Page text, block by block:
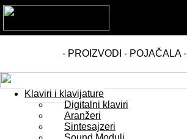
- PROIZVODI - POJAČALA -
Klaviri i klavijature
Digitalni klaviri
Aranžeri
Sintesajzeri